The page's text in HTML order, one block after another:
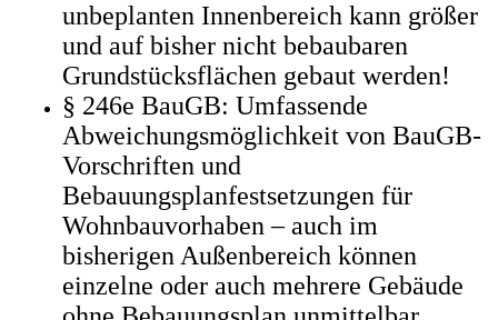
unbeplanten Innenbereich kann größer
und auf bisher nicht bebaubaren
Grundstücksflächen gebaut werden!
§ 246e BauGB: Umfassende
Abweichungsmöglichkeit von BauGB-
Vorschriften und
Bebauungsplanfestsetzungen für
Wohnbauvorhaben – auch im
bisherigen Außenbereich können
einzelne oder auch mehrere Gebäude